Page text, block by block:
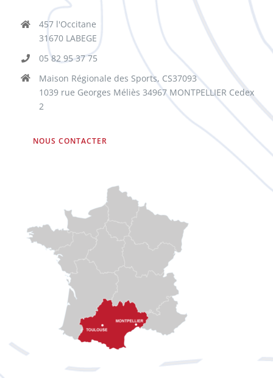
457 l'Occitane
31670 LABEGE
05 82 95 37 75
Maison Régionale des Sports, CS37093
1039 rue Georges Méliès 34967 MONTPELLIER Cedex
2
NOUS CONTACTER